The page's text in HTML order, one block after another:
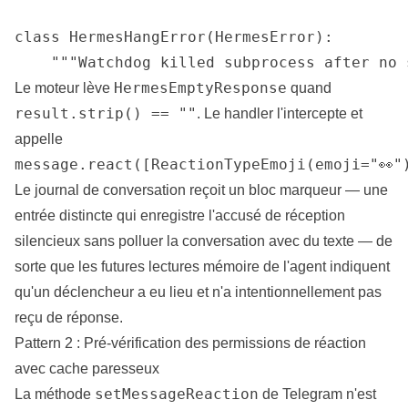
class HermesHangError(HermesError):
"""Watchdog killed subprocess after no
Le moteur lève HermesEmptyResponse quand
result.strip() == "" . Le handler l'intercepte et
appelle
Le journal de conversation reçoit un bloc marqueur — une
entrée distincte qui enregistre l'accusé de réception
silencieux sans polluer la conversation avec du texte — de
sorte que les futures lectures mémoire de l'agent indiquent
qu'un déclencheur a eu lieu et n'a intentionnellement pas
reçu de réponse.
Pattern 2 : Pré-vérification des permissions de réaction
avec cache paresseux
La méthode setMessageReaction de Telegram n'est